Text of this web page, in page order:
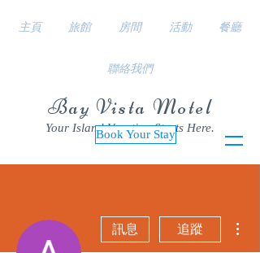
Bay Vista Motel
Your Island Vacation Starts Here.
Book Your Stay
主頁 旅館 房間 活動 餐廳
聯絡我們
訊息 追蹤